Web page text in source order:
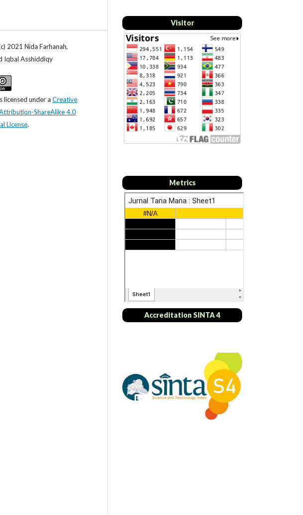
2021 Nida Farhanah,
Iqbal Asshiddiqy
licensed under a Creative
ShareAlike 4.0
License.
Visitor
Metrics
Accreditation SINTA 4